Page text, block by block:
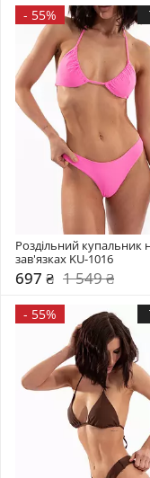
- 55%
Роздільний купальник
зав'язках KU-1016
697 ₴ 1 549 ₴
- 55%